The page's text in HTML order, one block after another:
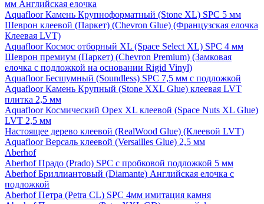
мм Английская елочка
Aquafloor Камень Крупноформатный (Stone XL) SPC 5 мм
Шеврон клеевой (Паркет) (Chevron Glue) (Французская елочка
Клеевая LVT)
Aquafloor Космос отборный XL (Space Select XL) SPC 4 мм
Шеврон премиум (Паркет) (Chevron Premium) (Замковая
елочка с подложкой на основании Rigid Vinyl)
Aquafloor Бесшумный (Soundless) SPC 7,5 мм с подложкой
Aquafloor Камень Крупный (Stone XXL Glue) клеевая LVT
плитка 2,5 мм
Aquafloor Космический Орех XL клеевой (Space Nuts XL Glue)
LVT 2,5 мм
Настоящее дерево клеевой (RealWood Glue) (Клеевой LVT)
Aquafloor Версаль клеевой (Versailles Glue) 2,5 мм
Aberhof
Aberhof Прадо (Prado) SPC с пробковой подложкой 5 мм
Aberhof Бриллиантовый (Diamante) Английская елочка с
подложкой
Aberhof Петра (Petra CL) SPC 4мм имитация камня